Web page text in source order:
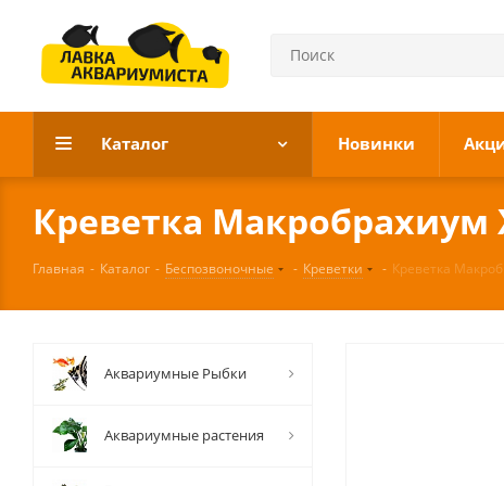
Каталог Новинки
Креветка Макробрахиум
Главная - Каталог - Беспозвоночные - Креветки - Креветка
Аквариумные Рыбки
Аквариумные растения